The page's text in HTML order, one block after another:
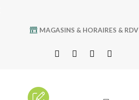
MAGASINS & HORAIRES & RDV